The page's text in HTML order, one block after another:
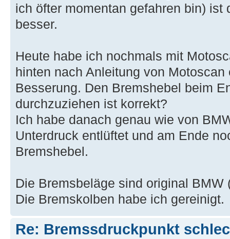
ich öfter momentan gefahren bin) ist
besser.
Heute habe ich nochmals mit
hinten nach Anleitung von
Besserung. Den Bremshebel beim
durchzuziehen ist korrekt?
Ich habe danach genau wie von
Unterdruck entlüftet und am Ende
Bremshebel.
Die Bremsbeläge sind original BMW
Die Bremskolben habe ich gereinigt.
Re: Bremssdruckpunkt